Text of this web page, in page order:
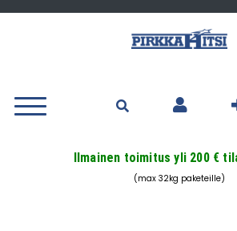
Ilmainen toimitus yli 200 €
(max 32kg paketeille)